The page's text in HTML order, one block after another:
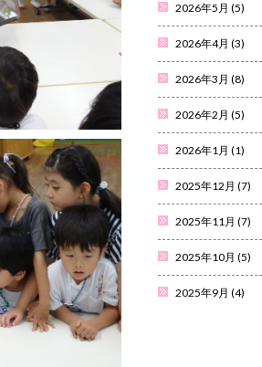
2026年5月 (5)
2026年4月 (3)
2026年3月 (8)
2026年2月 (5)
2026年1月 (1)
2025年12月 (7)
2025年11月 (7)
2025年10月 (5)
2025年9月 (4)